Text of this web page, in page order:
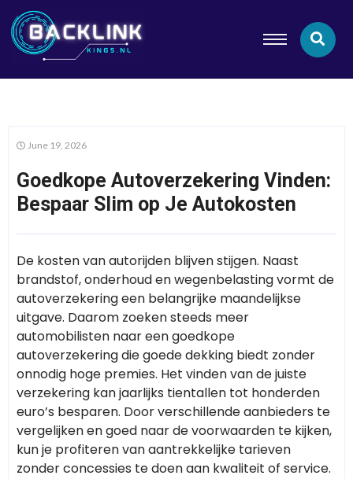
June 19, 2026
Goedkope Autoverzekering Vinden:
Bespaar Slim op Je Autokosten
De kosten van autorijden blijven stijgen. Naast
brandstof, onderhoud en wegenbelasting vormt de
autoverzekering een belangrijke maandelijkse
uitgave. Daarom zoeken steeds meer
automobilisten naar een goedkope
autoverzekering die goede dekking biedt zonder
onnodig hoge premies. Het vinden van de juiste
verzekering kan jaarlijks tientallen tot honderden
euro’s besparen. Door verschillende aanbieders te
vergelijken en goed naar de voorwaarden te kijken,
kun je profiteren van aantrekkelijke tarieven
zonder concessies te doen aan kwaliteit of service.